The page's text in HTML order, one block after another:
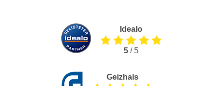
Idealo
5/ 5
Geizhals